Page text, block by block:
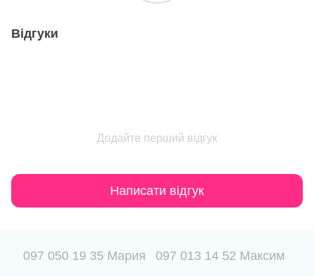
Відгуки
Додайте перший відгук
Написати відгук
097 050 19 35 Мария 097 013 14 52 Максим